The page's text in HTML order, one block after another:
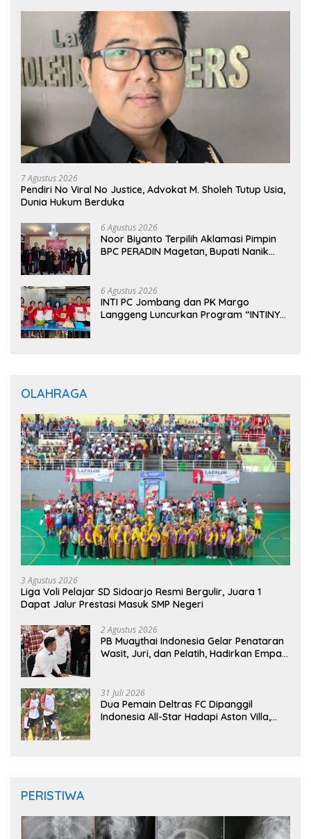
7 Agustus 2026
Pendiri No Viral No Justice, Advokat M. Sholeh Tutup Usia,
Dunia Hukum Berduka
6 Agustus 2026
Noor Biyanto Terpilih Aklamasi Pimpin
BPC PERADIN Magetan, Bupati Nanik
6 Agustus 2026
INTI PC Jombang dan PK Margo
Langgeng Luncurkan Program “INTINYA
OLAHRAGA
3 Agustus 2026
Liga Voli Pelajar SD Sidoarjo Resmi Bergulir, Juara 1
Dapat Jalur Prestasi Masuk SMP Negeri
2 Agustus 2026
PB Muaythai Indonesia Gelar Penataran
Wasit, Juri, dan Pelatih, Hadirkan Empat
31 Juli 2026
Dua Pemain Deltras FC Dipanggil
Indonesia All-Star Hadapi Aston Villa,
PERISTIWA